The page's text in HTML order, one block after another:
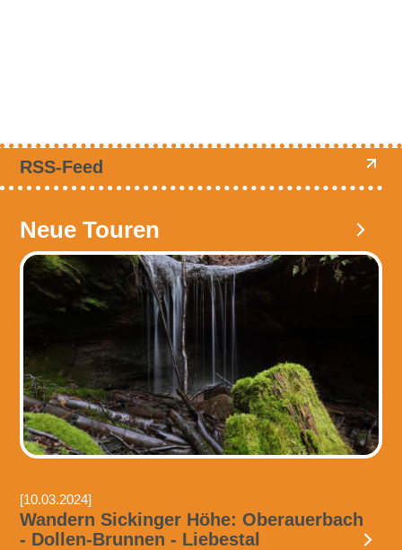
RSS-Feed
Neue Touren
[10.03.2024]
Wandern Sickinger Höhe: Oberauerbach
- Dollen-Brunnen - Liebestal